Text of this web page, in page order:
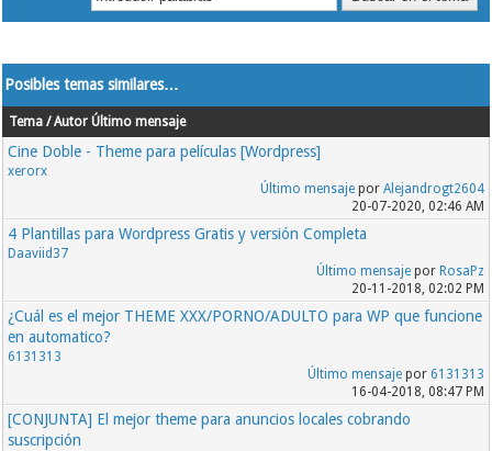
Posibles temas similares…
Tema / Autor Último mensaje
Cine Doble - Theme para películas [Wordpress]
xerorx
Último mensajepor Alejandrogt2604
20-07-2020, 02:46 AM
4 Plantillas para Wordpress Gratis y versión Completa
Daaviid37
Último mensajepor RosaPz
20-11-2018, 02:02 PM
¿Cuál es el mejor THEME XXX/PORNO/ADULTO para WP que funcione
en automatico?
6131313
Último mensajepor 6131313
16-04-2018, 08:47 PM
[CONJUNTA] El mejor theme para anuncios locales cobrando
suscripción